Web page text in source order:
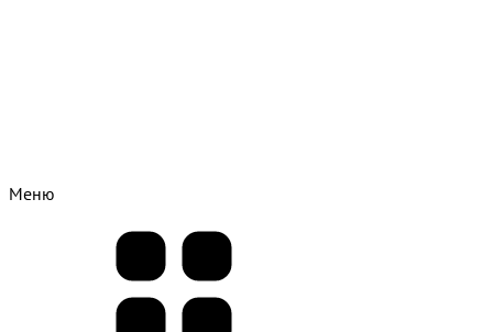
Меню